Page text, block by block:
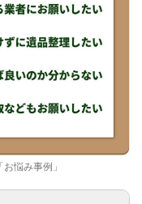
悩み事例」